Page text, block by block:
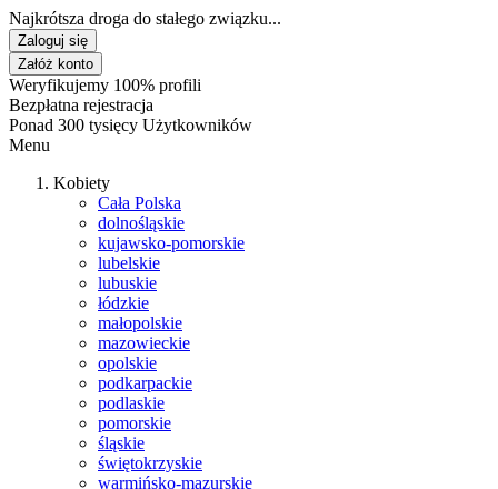
Najkrótsza droga do stałego związku...
Zaloguj się
Załóż konto
Weryfikujemy 100% profili
Bezpłatna rejestracja
Ponad 300 tysięcy Użytkowników
Menu
Kobiety
Cała Polska
dolnośląskie
kujawsko-pomorskie
lubelskie
lubuskie
łódzkie
małopolskie
mazowieckie
opolskie
podkarpackie
podlaskie
pomorskie
śląskie
świętokrzyskie
warmińsko-mazurskie